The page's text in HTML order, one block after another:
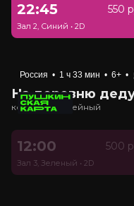
22:45 550
Зал 2, Синий • 2D
Россия • 1 ч 33 мин • 6+ •
На деревню
комедия, семейный
12:00 500
Зал 3, Зеленый • 2D